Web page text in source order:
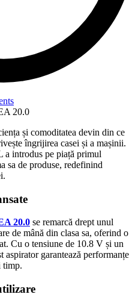
și comoditatea devin din ce
îngrijirea casei și a mașinii.
a introdus pe piață primul
sa de produse, redefinind
20.0 se remarcă drept unul
de mână din clasa sa, oferind o
Cu o tensiune de 10.8 V și un
aspirator garantează performanțe
timp.